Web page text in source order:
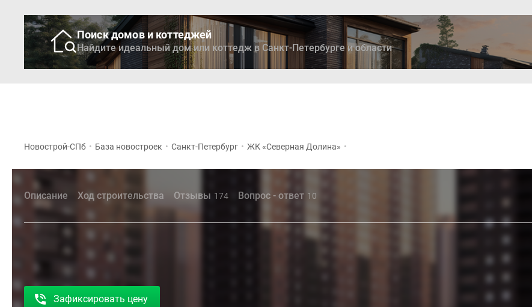
Поиск домов и коттеджей
Найдите идеальный дом или коттедж в Санкт-Петербурге и области
Новострой-СПб • База новостроек • Санкт-Петербург • ЖК «Северная Долина» •
Описание Ход строительства Отзывы 174 Вопрос - ответ 10
Зафиксировать цену